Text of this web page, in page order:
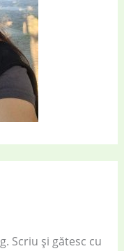
Scriu și gătesc cu